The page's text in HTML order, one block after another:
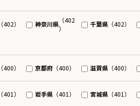
402） 神奈川県 （402
）
千葉県（402）
400） 京都府（400） 滋賀県（400）
401） 岩手県（401） 宮城県（401）